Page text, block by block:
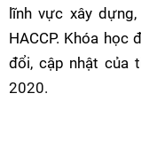
lĩnh vực xây
HACCP. Khóa học
đổi, cập nhật của
2020.